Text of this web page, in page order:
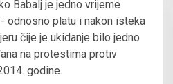
Babalj je jedno vrijeme
odnosno platu i nakon isteka
čije je ukidanje bilo jedno
na protestima protiv
godine.